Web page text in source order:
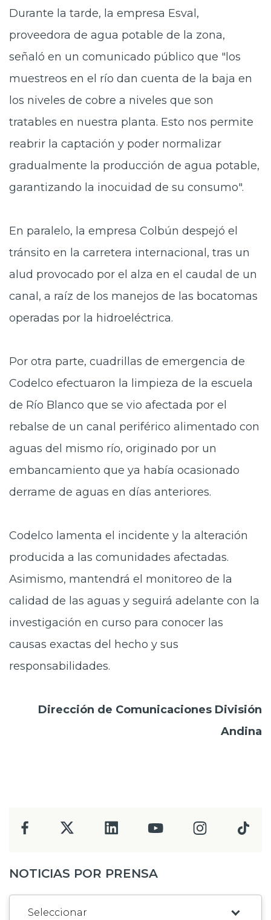
Durante la tarde, la empresa Esval,
proveedora de agua potable de la zona,
señaló en un comunicado público que "los
muestreos en el río dan cuenta de la baja en
los niveles de cobre a niveles que son
tratables en nuestra planta. Esto nos permite
reabrir la captación y poder normalizar
gradualmente la producción de agua potable,
garantizando la inocuidad de su consumo".
En paralelo, la empresa Colbún despejó el
tránsito en la carretera internacional, tras un
alud provocado por el alza en el caudal de un
canal, a raíz de los manejos de las bocatomas
operadas por la hidroeléctrica.
Por otra parte, cuadrillas de emergencia de
Codelco efectuaron la limpieza de la escuela
de Río Blanco que se vio afectada por el
rebalse de un canal periférico alimentado con
aguas del mismo río, originado por un
embancamiento que ya había ocasionado
derrame de aguas en días anteriores.
Codelco lamenta el incidente y la alteración
producida a las comunidades afectadas.
Asimismo, mantendrá el monitoreo de la
calidad de las aguas y seguirá adelante con la
investigación en curso para conocer las
causas exactas del hecho y sus
responsabilidades.
Dirección de Comunicaciones División
Andina
NOTICIAS POR PRENSA